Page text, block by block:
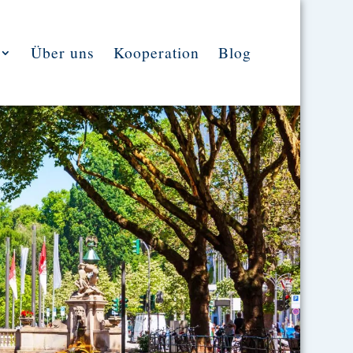
Über uns Kooperation Blog